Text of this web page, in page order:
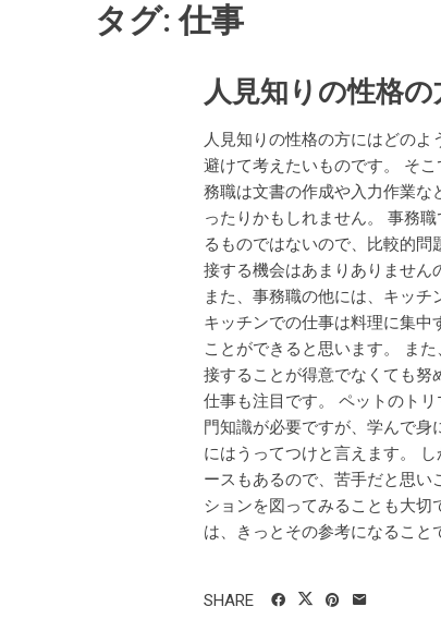
タグ:仕事
人見知りの性格の
人見知りの性格の方にはどの
避けて考えたいものです。 そ
務職は文書の作成や入力作業な
ったりかもしれません。 事務
るものではないので、比較的
接する機会はあまりありません
また、事務職の他には、キッチ
キッチンでの仕事は料理に集中
ことができると思います。 ま
接することが得意でなくても努
仕事も注目です。 ペットのト
門知識が必要ですが、学んで
にはうってつけと言えます。
ースもあるので、苦手だと思
ションを図ってみることも大切
は、きっとその参考になること
SHARE